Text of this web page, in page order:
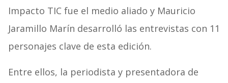
Impacto TIC fue el medio aliado y Mauricio
Jaramillo Marín desarrolló las entrevistas con 11
personajes clave de esta edición.
Entre ellos, la periodista y presentadora de